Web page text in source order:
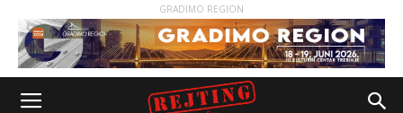
GRADIMO REGION